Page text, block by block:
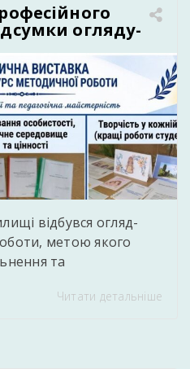
огляду-
роботи
училищі
відбувся огляд-
метою якого
та
напрацювань і
Читати детальніше